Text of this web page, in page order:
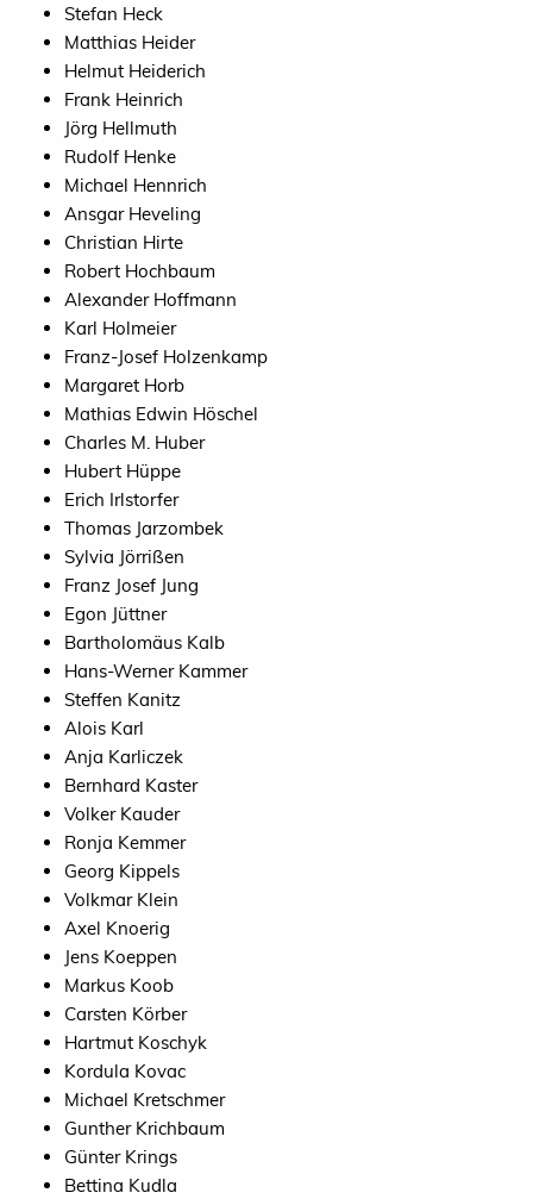
Stefan Heck
Matthias Heider
Helmut Heiderich
Frank Heinrich
Jörg Hellmuth
Rudolf Henke
Michael Hennrich
Ansgar Heveling
Christian Hirte
Robert Hochbaum
Alexander Hoffmann
Karl Holmeier
Franz-Josef Holzenkamp
Margaret Horb
Mathias Edwin Höschel
Charles M. Huber
Hubert Hüppe
Erich Irlstorfer
Thomas Jarzombek
Sylvia Jörrißen
Franz Josef Jung
Egon Jüttner
Bartholomäus Kalb
Hans-Werner Kammer
Steffen Kanitz
Alois Karl
Anja Karliczek
Bernhard Kaster
Volker Kauder
Ronja Kemmer
Georg Kippels
Volkmar Klein
Axel Knoerig
Jens Koeppen
Markus Koob
Carsten Körber
Hartmut Koschyk
Kordula Kovac
Michael Kretschmer
Gunther Krichbaum
Günter Krings
Bettina Kudla